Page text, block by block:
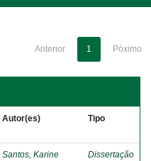
Anterior 1 Póximo
Autor(es) Tipo
Santos, Karine
Dissertação